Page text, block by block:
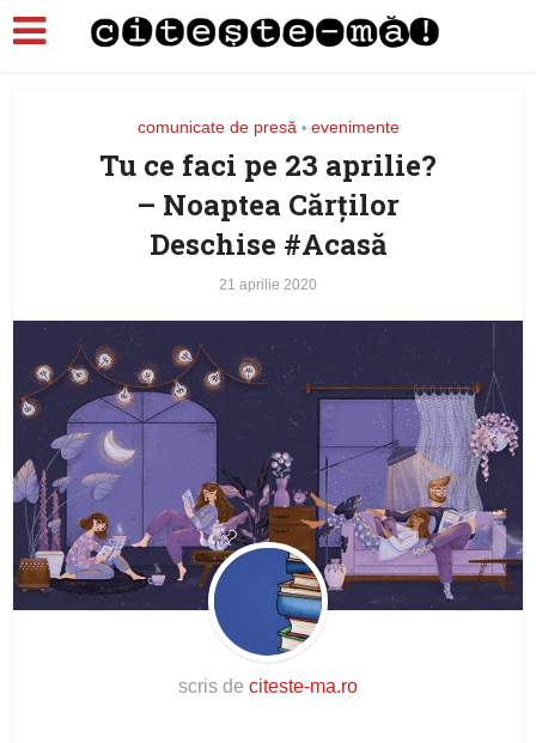
comunicate de presă • evenimente
Tu ce faci pe 23 aprilie?
– Noaptea Cărților
Deschise #Acasă
21 aprilie 2020
scris de citeste-ma.ro